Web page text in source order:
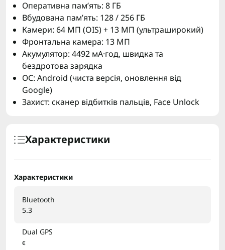
Оперативна пам’ять: 8 ГБ
Вбудована пам’ять: 128 / 256 ГБ
Камери: 64 МП (OIS) + 13 МП (ультраширокий)
Фронтальна камера: 13 МП
Акумулятор: 4492 мА·год, швидка та
бездротова зарядка
ОС: Android (чиста версія, оновлення від
Google)
Захист: сканер відбитків пальців, Face Unlock
Характеристики
Характеристики
Bluetooth
5.3
Dual GPS
є